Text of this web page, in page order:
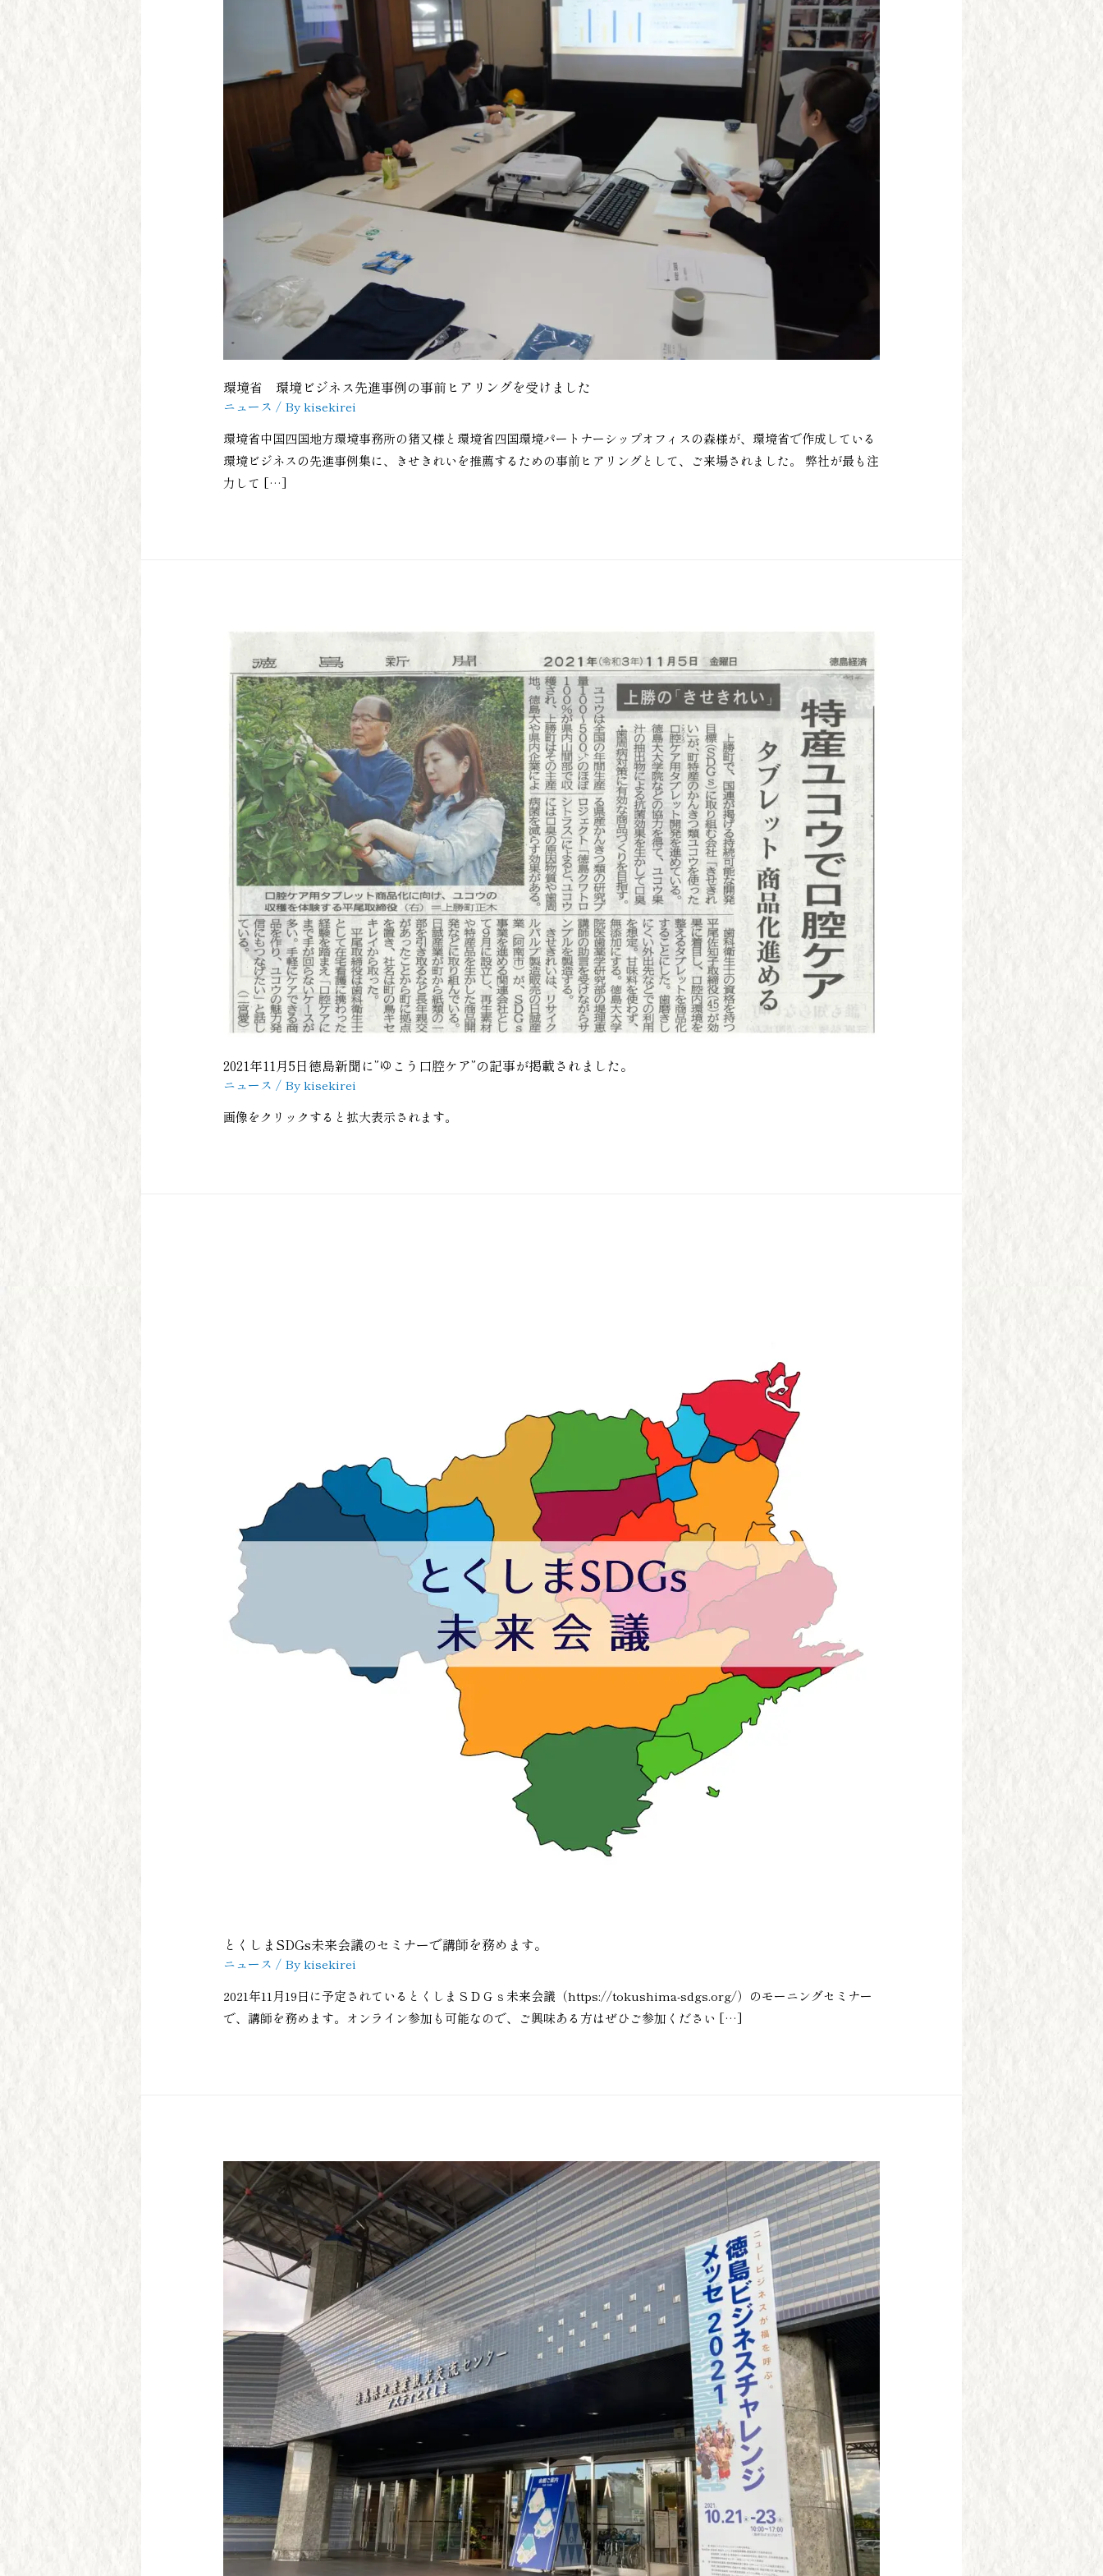
環境省 環境ビジネス先進事例の事前ヒアリングを受けました
ニュース / Bykisekirei
環境省中国四国地方環境事務所の猪又様と環境省四国環境パートナーシップオフィスの森様が、環境省で作成している
環境ビジネスの先進事例集に、きせきれいを推薦するための事前ヒアリングとして、ご来場されました。 弊社が最も注
力して […]
2021年11月5日徳島新聞に”ゆこう口腔ケア”の記事が掲載されました。
ニュース / Bykisekirei
画像をクリックすると拡大表示されます。
とくしまSDGs未来会議のセミナーで講師を務めます。
ニュース / Bykisekirei
2021年11月19日に予定されているとくしまＳＤＧｓ未来会議（https://tokushima-sdgs.org/）のモーニングセミナー
で、講師を務めます。オンライン参加も可能なので、ご興味ある方はぜひご参加ください […]